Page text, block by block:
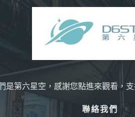
是第六星空，感謝您點進來觀看，
聯絡我們